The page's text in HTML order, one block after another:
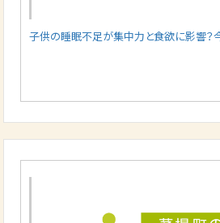
子供の睡眠不足が集中力と食欲に影響？